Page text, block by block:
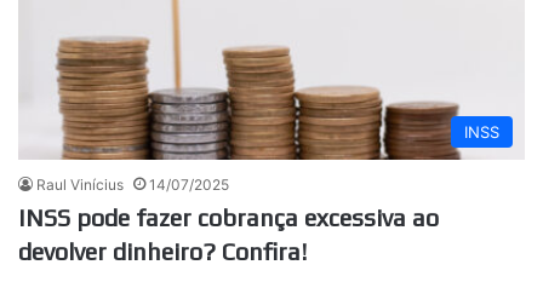
INSS
Raul Vinícius 14/07/2025
INSS pode fazer cobrança excessiva ao
devolver dinheiro? Confira!